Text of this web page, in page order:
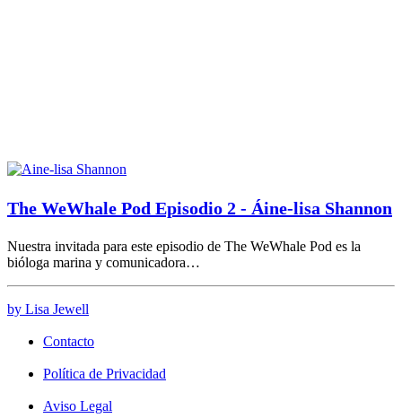
The WeWhale Pod Episodio 2 - Áine-lisa Shannon
Nuestra invitada para este episodio de The WeWhale Pod es la
bióloga marina y comunicadora…
by Lisa Jewell
Contacto
Política de Privacidad
Aviso Legal